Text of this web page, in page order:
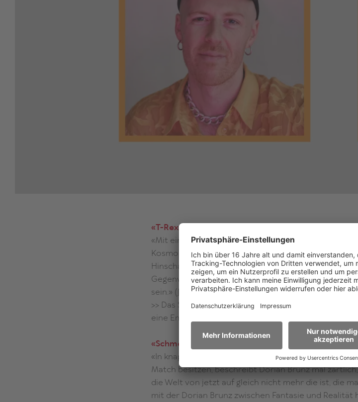
«T-Rex, bist du traurig? (Steht dein T für Tränen?)»
«Mit einfachen, aber pointierten Bildern, reichlich
Kosmos kindlicher Begeisterung wagt sich Fayer
Hinschauen ebenso als Spiegelbild für unsere von
Gegenwart dient … Brisanter, verspielter und
sein.» (Jury-Begründung für den Mülheimer
>> Das Stück wurde mit demMülheimer
eine Empfehlung der Jury des Kaas-und-Kappes-
«Schmetterball»
«In knappen Szenen, die in ihrem dialogischen Ping-
Match besitzen, beschreibt Dorian Brunz mal
die Welt von jetzt auf gleich nicht mehr die ist, die
mit der Dorian Brunz zwischen Fantasie und